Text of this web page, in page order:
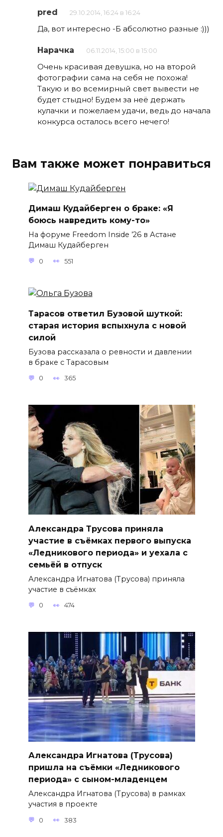
pred 29.10.2014, 16:24 в 16:24
Да, вот интересно -Б абсолютно разные :)))
Нарачка 06.11.2014, 15:00 в 15:00
Очень красивая девушка, но на второй
фотографии сама на себя не похожа!
Такую и во всемирный свет вывести не
будет стыдно! Будем за неё держать
кулачки и пожелаем удачи, ведь до начала
конкурса осталось всего нечего!
Вам также может понравиться
Димаш Кудайберген о браке: «Я
боюсь навредить кому-то»
На форуме Freedom Inside ’26 в Астане
Димаш Кудайберген
0 551
Тарасов ответил Бузовой шуткой:
старая история вспыхнула с новой
силой
Бузова рассказала о ревности и давлении
в браке с Тарасовым
0 365
Александра Трусова приняла
участие в съёмках первого выпуска
«Ледникового периода» и уехала с
семьёй в отпуск
Александра Игнатова (Трусова) приняла
участие в съёмках
0 474
Александра Игнатова (Трусова)
пришла на съёмки «Ледникового
периода» с сыном-младенцем
Александра Игнатова (Трусова) в рамках
участия в проекте
0 383